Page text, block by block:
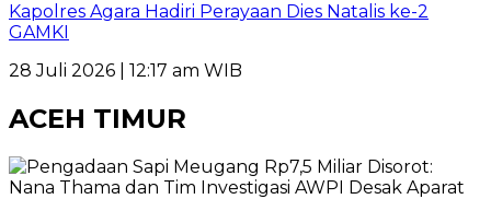
Kapolres Agara Hadiri Perayaan Dies Natalis ke-2
GAMKI
28 Juli 2026 | 12:17 am WIB
ACEH TIMUR